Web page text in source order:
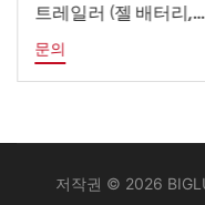
트레일러 (젤 배터리,
IP65 방수/방진, 광산
역용 텔레스코픽 마스
문의
저작권 © 2026